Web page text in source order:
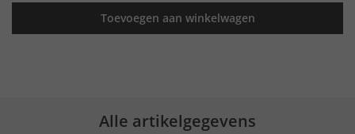
Toevoegen aan winkelwagen
Alle artikelgegevens